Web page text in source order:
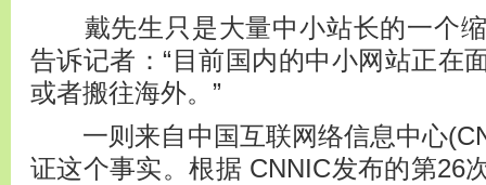
戴先生只是大量中小站长的一个缩
告诉记者：“目前国内的中小网站正在
或者搬往海外。”
一则来自中国互联网络信息中心
证这个事实。根据 CNNIC发布的第26